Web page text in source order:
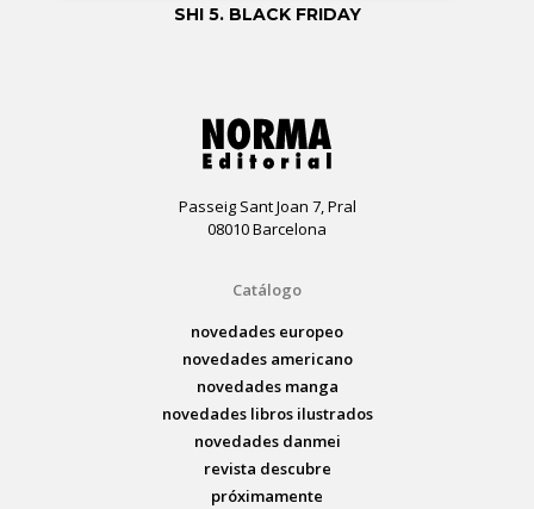
SHI 5. BLACK FRIDAY
Passeig Sant Joan 7, Pral
08010 Barcelona
Catálogo
novedades europeo
novedades americano
novedades manga
novedades libros ilustrados
novedades danmei
revista descubre
próximamente